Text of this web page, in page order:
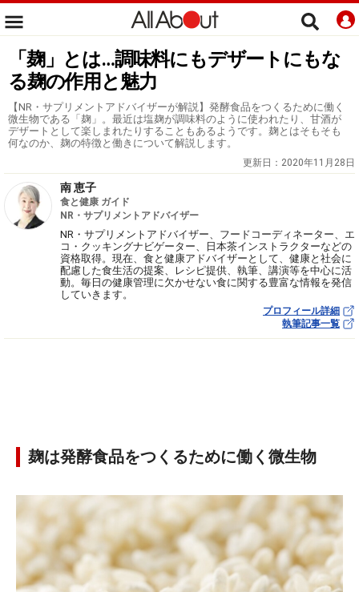
「麹」とは…調味料にもデザートにもな
る麹の作用と魅力
【NR・サプリメントアドバイザーが解説】発酵食品をつくるために働く
微生物である「麹」。最近は塩麹が調味料のように使われたり、甘酒が
デザートとして楽しまれたりすることもあるようです。麹とはそもそも
何なのか、麹の特徴と働きについて解説します。
更新日： 2020年11月28日
南 恵子
食と健康 ガイド
NR・サプリメントアドバイザー
NR・サプリメントアドバイザー、フードコーディネーター、エ
コ・クッキングナビゲーター、日本茶インストラクターなどの
資格取得。現在、食と健康アドバイザーとして、健康と社会に
配慮した食生活の提案、レシピ提供、執筆、講演等を中心に活
動。毎日の健康管理に欠かせない食に関する豊富な情報を発信
していきます。
プロフィール詳細
執筆記事一覧
麹は発酵食品をつくるために働く微生物